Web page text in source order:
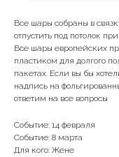
Все шары собраны в
отпустить под потолок
Все шары европейских
пластиком для долгого
пакетах. Если вы бы
надпись на
ответим на все вопросы
Событие: 14 февраля
Событие: 8 марта
Для кого: Жене